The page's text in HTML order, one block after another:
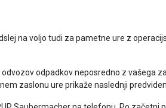
na voljo tudi za pametne ure z
odpadkov neposredno z vašega
zaslonu ure prikaže naslednji